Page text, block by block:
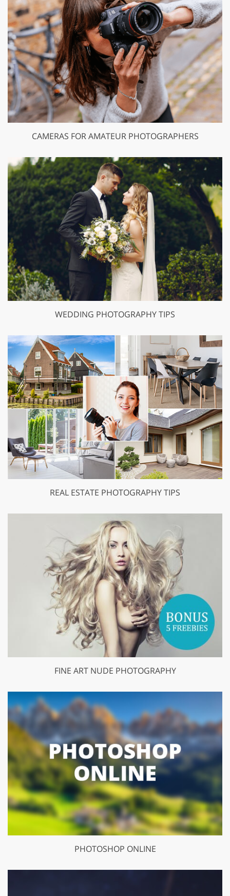
CAMERAS FOR AMATEUR PHOTOGRAPHERS
WEDDING PHOTOGRAPHY TIPS
REAL ESTATE PHOTOGRAPHY TIPS
FINE ART NUDE PHOTOGRAPHY
PHOTOSHOP ONLINE